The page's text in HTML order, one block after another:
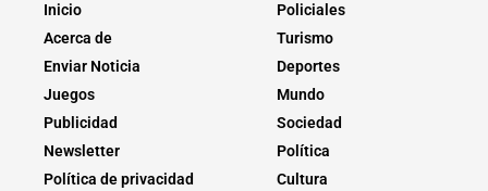
Inicio
Acerca de
Enviar Noticia
Juegos
Publicidad
Newsletter
Política de privacidad
Policiales
Turismo
Deportes
Mundo
Sociedad
Política
Cultura